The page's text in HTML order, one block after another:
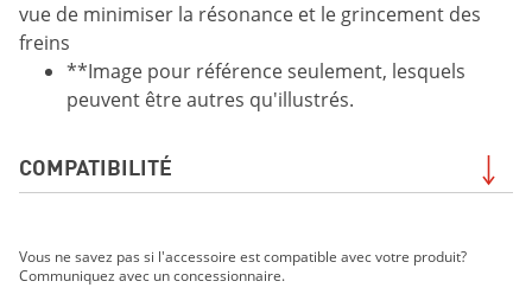
vue de minimiser la résonance et le grincement des
freins
**Image pour référence seulement, lesquels
peuvent être autres qu'illustrés.
COMPATIBILITÉ
Bruin 350 2RM 2014
Vous ne savez pas si l'accessoire est compatible avec votre produit?
Communiquez avec un concessionnaire.